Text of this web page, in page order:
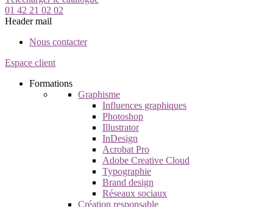
01 42 21 02 02
Header mail
Nous contacter
Espace client
Formations
Graphisme
Influences graphiques
Photoshop
Illustrator
InDesign
Acrobat Pro
Adobe Creative Cloud
Typographie
Brand design
Réseaux sociaux
Création responsable